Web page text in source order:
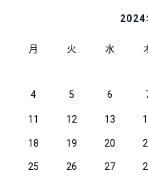
2024
月 火 水
4 5 6
11 12 13
18 19 20
25 26 27